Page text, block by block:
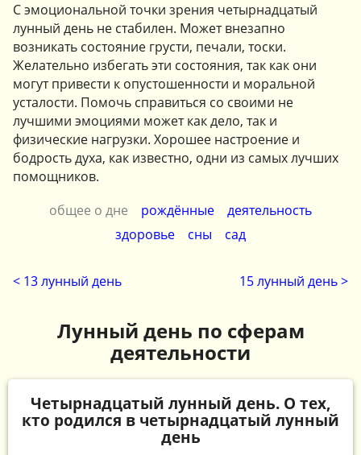
С эмоциональной точки зрения четырнадцатый
лунный день не стабилен. Может внезапно
возникать состояние грусти, печали, тоски.
Желательно избегать эти состояния, так как они
могут привести к опустошенности и моральной
усталости. Помочь справиться со своими не
лучшими эмоциями может как дело, так и
физические нагрузки. Хорошее настроение и
бодрость духа, как известно, одни из самых лучших
помощников.
общее о дне
рождённые
деятельность
здоровье
сны сад
< 13 лунный день 15 лунный день >
Лунный день по сферам
деятельности
Четырнадцатый лунный день. О тех,
кто родился в четырнадцатый лунный
день